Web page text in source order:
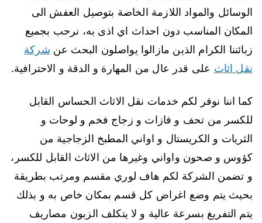
الوسائل والمواد اللازمة الخاصة بتوصيل العفش الى
المكان المناسب دون احداث اي اذى به، نرحب بجميع
زبائننا الكرام الذين مازالوا يواصلون البحث عن شركة
نقل اثاث على قدر عال من المهارة و الدقة و الاحترافية.
كما اننا نوفر لكم خدمات نقل الاثاث الحساس القابل
للكسر من تحف و فازات و زجاج فخم و لوحات و
الثريات و الكريستال و اواني المطبخ الزجاجية من
كؤوس و صحون واواني وغيرها من الاثاث القابل للكسر،
و تضمن الشركة لكم هاف لوري مقسم ومرتب بطريقة
بحيث يتم وضع اغراض كل قسم بمكان خاص به و بذلك
يتم التفريغ بسرعة عالية و لا يتكلف الزبون مصاريف